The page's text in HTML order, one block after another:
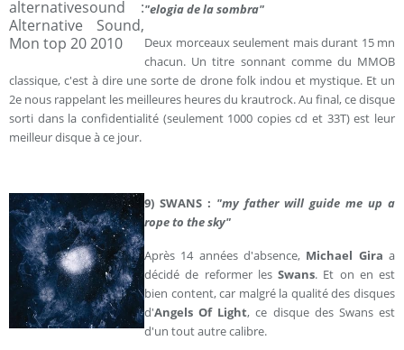
"elogia de la sombra"
Deux morceaux seulement mais durant 15 mn
chacun. Un titre sonnant comme du MMOB
classique, c'est à dire une sorte de drone folk indou et mystique. Et un
2e nous rappelant les meilleures heures du krautrock. Au final, ce disque
sorti dans la confidentialité (seulement 1000 copies cd et 33T) est leur
meilleur disque à ce jour.
9) SWANS : "my father will guide me up a
rope to the sky"
Après 14 années d'absence, Michael Gira a
décidé de reformer les Swans. Et on en est
bien content, car malgré la qualité des disques
d'Angels Of Light, ce disque des Swans est
d'un tout autre calibre.